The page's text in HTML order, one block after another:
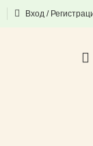
Вход /